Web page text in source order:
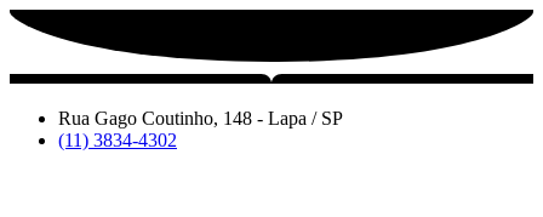
Pular
conteúdo
Rua Gago Coutinho, 148 - Lapa / SP
(11) 3834-4302